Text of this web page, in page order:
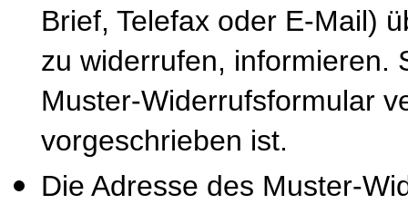
Brief, Telefax oder E-Mail)
zu widerrufen, informieren.
Muster-Widerrufsformular
vorgeschrieben ist.
Die Adresse des Muster-